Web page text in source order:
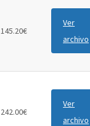
145.20€
Ver
archivo
242.00€
Ver
archivo